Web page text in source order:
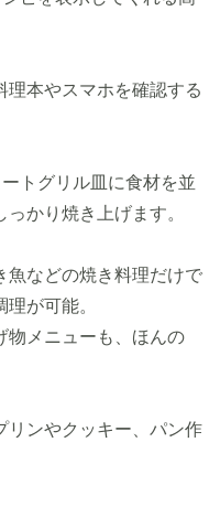
理本やスマホを確認する
トグリル皿に食材を並
かり焼き上げます。
魚などの焼き料理だけで
が可能。
物メニューも、ほんの
リンやクッキー、パン作